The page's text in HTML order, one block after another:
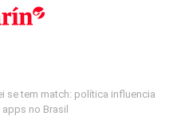
se tem match: política influencia
apps no Brasil